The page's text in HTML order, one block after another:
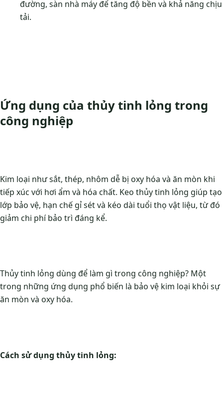
đường, sàn nhà máy để tăng độ bền và khả năng chịu
tải.
Ứng dụng của thủy tinh lỏng trong
công nghiệp
Kim loại như sắt, thép, nhôm dễ bị oxy hóa và ăn mòn khi
tiếp xúc với hơi ẩm và hóa chất. Keo thủy tinh lỏng giúp tạo
lớp bảo vệ, hạn chế gỉ sét và kéo dài tuổi thọ vật liệu, từ đó
giảm chi phí bảo trì đáng kể.
Thủy tinh lỏng dùng để làm gì trong công nghiệp? Một
trong những ứng dụng phổ biến là bảo vệ kim loại khỏi sự
ăn mòn và oxy hóa.
Cách sử dụng thủy tinh lỏng: